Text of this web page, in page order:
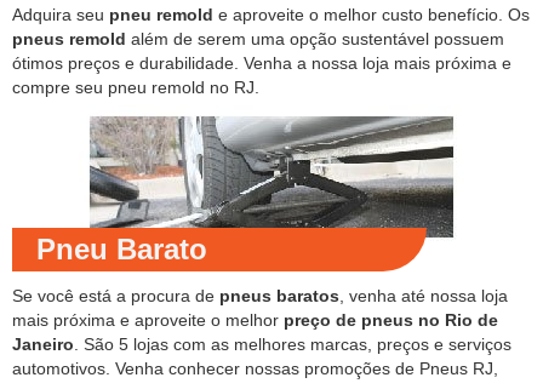
Adquira seu pneu remold e aproveite o melhor custo benefício. Os
pneus remold além de serem uma opção sustentável possuem
ótimos preços e durabilidade. Venha a nossa loja mais próxima e
compre seu pneu remold no RJ.
Pneu Barato
Se você está a procura de pneus baratos , venha até nossa loja
mais próxima e aproveite o melhor preço de pneus no Rio de
Janeiro . São 5 lojas com as melhores marcas, preços e serviços
automotivos. Venha conhecer nossas promoções de Pneus RJ,